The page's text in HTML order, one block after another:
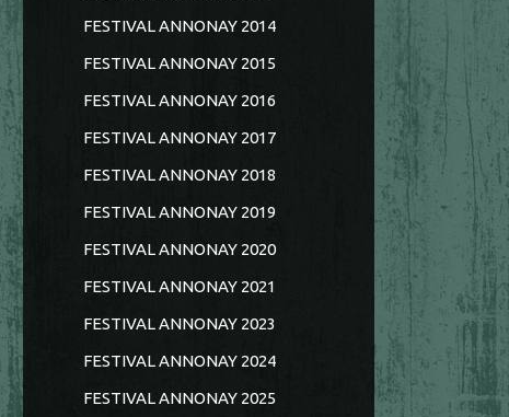
FESTIVAL ANNONAY 2014
FESTIVAL ANNONAY 2015
FESTIVAL ANNONAY 2016
FESTIVAL ANNONAY 2017
FESTIVAL ANNONAY 2018
FESTIVAL ANNONAY 2019
FESTIVAL ANNONAY 2020
FESTIVAL ANNONAY 2021
FESTIVAL ANNONAY 2023
FESTIVAL ANNONAY 2024
FESTIVAL ANNONAY 2025